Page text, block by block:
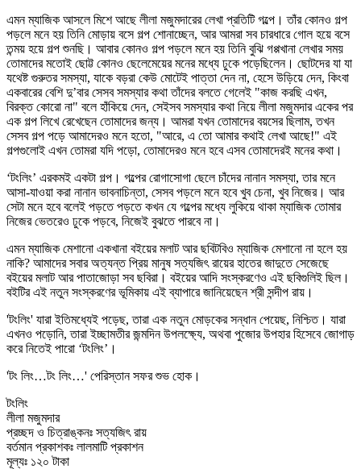
এমন ম্যাজিক আসলে মিশে আছে লীলা মজুমদারের লেখা প্রতিটি গল্পে। তাঁর কোনও গল্প
পড়লে মনে হয় তিনি মোড়ায় বসে গল্প শোনাচ্ছেন, আর আমরা সব চারধারে গোল হয়ে বসে
তন্ময় হয়ে গল্প শুনছি। আবার কোনও গল্প পড়লে মনে হয় তিনি বুঝি গপ্পখানা লেখার সময়
তোমাদের মতোই ছোট্ট কোনও ছেলেমেয়ের মনের মধ্যে ঢুকে পড়েছিলেন। ছোটদের যা যা
যথেষ্ট গুরুতর সমস্যা, যাকে বড়রা কেউ মোটেই পাত্তা দেন না, হেসে উড়িয়ে দেন, কিংবা
একবারের বেশি দু’বার সেসব সমস্যার কথা তাঁদের বলতে গেলেই "কাজ করছি এখন,
বিরক্ত কোরো না" বলে হাঁকিয়ে দেন, সেইসব সমস্যার কথা নিয়ে লীলা মজুমদার একের পর
এক গল্প লিখে রেখেছেন তোমাদের জন্য। আমরা যখন তোমাদের বয়সের ছিলাম, তখন
সেসব গল্প পড়ে আমাদেরও মনে হতো, "আরে, এ তো আমার কথাই লেখা আছে!" এই
গল্পগুলোই এখন তোমরা যদি পড়ো, তোমাদেরও মনে হবে এসব তোমাদেরই মনের কথা।
‘টংলিং’ এরকমই একটা গল্প। গল্পের রোগাসোগা ছেলে চাঁদের নানান সমস্যা, তার মনে
আসা-যাওয়া করা নানান ভাবনাচিন্তা, সেসব পড়লে মনে হবে খুব চেনা, খুব নিজের। আর
সেটা মনে হবে বলেই পড়তে পড়তে কখন যে গল্পের মধ্যে লুকিয়ে থাকা ম্যাজিক তোমার
নিজের ভেতরেও ঢুকে পড়বে, নিজেই বুঝতে পারবে না।
এমন ম্যাজিক মেশানো একখানা বইয়ের মলাট আর ছবিটবিও ম্যাজিক মেশানো না হলে হয়
নাকি? আমাদের সবার অত্যন্ত প্রিয় মানুষ সত্যজিৎ রায়ের হাতের জাদুতে সেজেছে
বইয়ের মলাট আর পাতাজোড়া সব ছবিরা। বইয়ের আদি সংস্করণেও এই ছবিগুলিই ছিল।
বইটির এই নতুন সংস্করণের ভূমিকায় এই ব্যাপারে জানিয়েছেন শ্রী সন্দীপ রায়।
'টংলিং' যারা ইতিমধ্যেই পড়েছ, তারা এক নতুন মোড়কের সন্ধান পেয়েছ, নিশ্চিত। যারা
এখনও পড়োনি, তারা ইচ্ছামতীর জন্মদিন উপলক্ষ্যে, অথবা পুজোর উপহার হিসেবে জোগাড়
করে নিতেই পারো ‘টংলিং’।
'টং লিং…টং লিং…' পেরিস্তান সফর শুভ হোক।
টংলিং
লীলা মজুমদার
প্রচ্ছদ ও চিত্রাঙ্কনঃ সত্যজিৎ রায়
বর্তমান প্রকাশকঃ লালমাটি প্রকাশন
মূল্যঃ ১২০ টাকা